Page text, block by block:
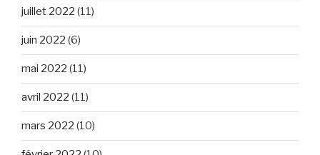
juillet 2022 (11)
juin 2022 (6)
mai 2022 (11)
avril 2022 (11)
mars 2022 (10)